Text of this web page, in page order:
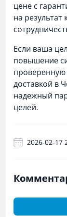
цене с
на результат
Если ваша
повышение
доставкой в
надежный
целей.
2026-02-17